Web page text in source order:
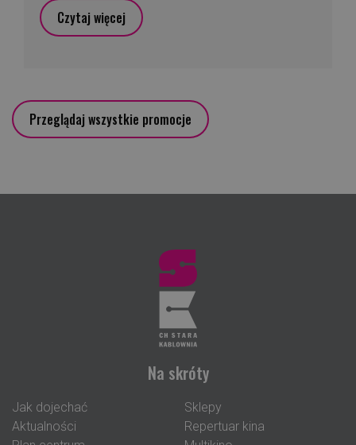
Czytaj więcej
Przeglądaj wszystkie promocje
Na skróty
Jak dojechać
Aktualności
Sklepy
Repertuar kina